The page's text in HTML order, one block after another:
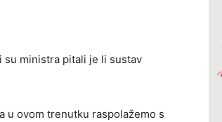
su ministra pitali je li sustav
u ovom trenutku raspolažemo s